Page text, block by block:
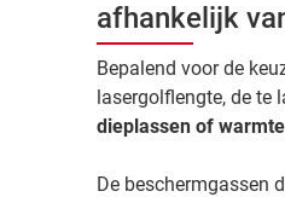
afhankelijk
Bepalend voor de
lasergolflengte, de te
dieplassen of
De beschermgassen